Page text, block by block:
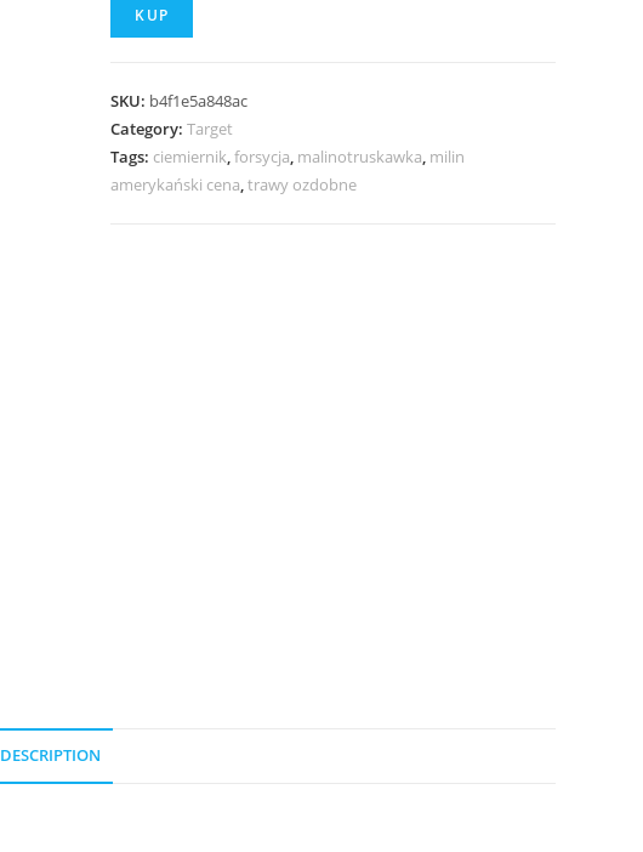
KUP
SKU: b4f1e5a848ac
Category:Target
Tags: ciemiernik,forsycja, malinotruskawka, milin
amerykański cena,trawy ozdobne
DESCRIPTION